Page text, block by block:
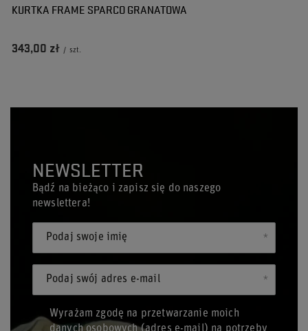
KURTKA FRAME SPARCO GRANATOWA
343,00 zł / szt.
NEWSLETTER
Bądź na bieżąco i zapisz się do naszego
newslettera!
Podaj swoje imię
Podaj swój adres e-mail
Wyrażam zgodę na przetwarzanie moich